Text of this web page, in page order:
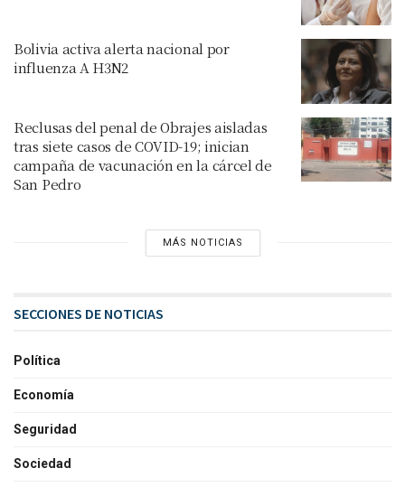
Bolivia activa alerta nacional por
influenza A H3N2
Reclusas del penal de Obrajes aisladas
tras siete casos de COVID-19; inician
campaña de vacunación en la cárcel de
San Pedro
MÁS NOTICIAS
SECCIONES DE NOTICIAS
Política
Economía
Seguridad
Sociedad